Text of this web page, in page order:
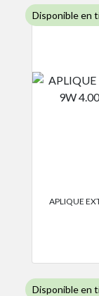
Disponible en
APLIQUE
Disponible en